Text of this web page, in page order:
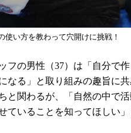
使い方を教わって穴開けに挑戦！
フの男性（37）は「自分で
なる」と取り組みの趣旨に
と関わるが、「自然の中で
ていることを知ってほしい